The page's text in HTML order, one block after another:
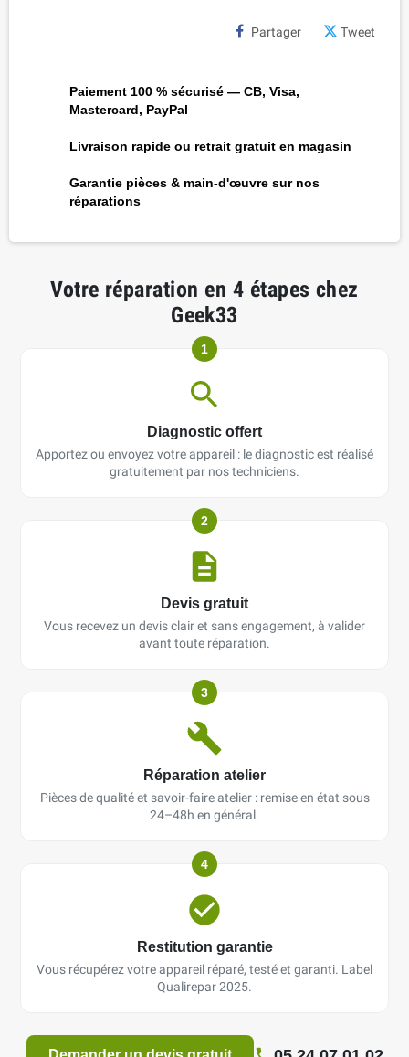
Partager Tweet
Paiement 100 % sécurisé — CB, Visa,
Mastercard, PayPal
Livraison rapide ou retrait gratuit en magasin
Garantie pièces & main-d'œuvre sur nos
réparations
Votre réparation en 4 étapes chez
Geek33
1
Diagnostic offert
Apportez ou envoyez votre appareil : le diagnostic est réalisé
gratuitement par nos techniciens.
2
Devis gratuit
Vous recevez un devis clair et sans engagement, à valider
avant toute réparation.
3
Réparation atelier
Pièces de qualité et savoir-faire atelier : remise en état sous
24–48h en général.
4
Restitution garantie
Vous récupérez votre appareil réparé, testé et garanti. Label
Qualirepar 2025.